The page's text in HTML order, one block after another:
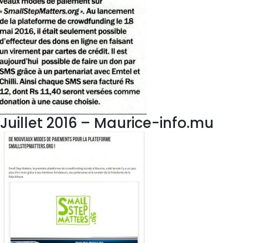
Juillet 2016 – Maurice-info.mu